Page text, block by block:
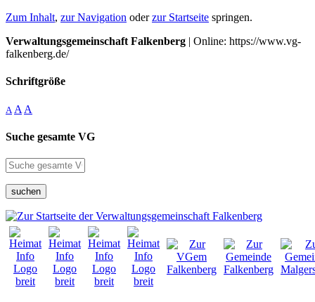
Zum Inhalt, zur Navigation oderzur Startseite springen.
Verwaltungsgemeinschaft Falkenberg | Online: https://www.vg-
falkenberg.de/
Schriftgröße
A A A
Suche gesamte VG
suchen